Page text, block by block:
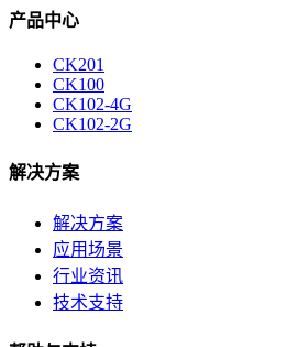
产品中心
CK201
CK100
CK102-4G
CK102-2G
解决方案
解决方案
应用场景
行业资讯
技术支持